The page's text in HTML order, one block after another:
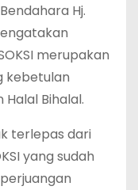
Hj.
merupakan
kebetulan
Bihalal.
terlepas dari
yang sudah